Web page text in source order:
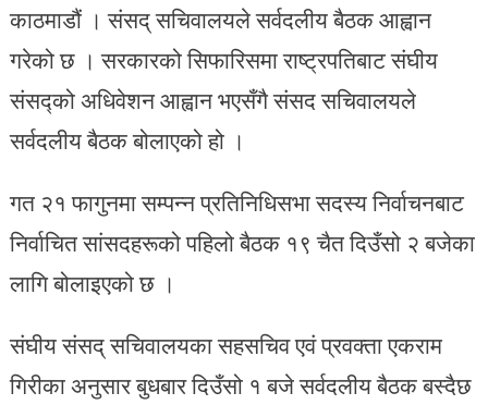
काठमाडौं । संसद् सचिवालयले सर्वदलीय बैठक आह्वान
गरेको छ । सरकारको सिफारिसमा राष्ट्रपतिबाट संघीय
संसद्को अधिवेशन आह्वान भएसँगै संसद सचिवालयले
सर्वदलीय बैठक बोलाएको हो ।
गत २१ फागुनमा सम्पन्न प्रतिनिधिसभा सदस्य निर्वाचनबाट
निर्वाचित सांसदहरूको पहिलो बैठक १९ चैत दिउँसो २ बजेका
लागि बोलाइएको छ ।
संघीय संसद् सचिवालयका सहसचिव एवं प्रवक्ता एकराम
गिरीका अनुसार बुधबार दिउँसो १ बजे सर्वदलीय बैठक बस्दैछ